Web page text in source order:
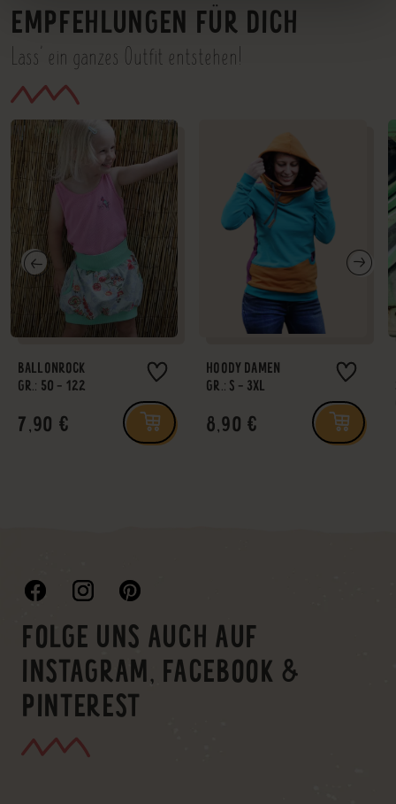
EMPFEHLUNGEN FÜR DICH
Lass' ein ganzes Outfit entstehen!
BALLONROCK
GR.: 50 - 122
7,90 €
HOODY DAMEN
GR.: S - 3XL
8,90 €
FOLGE UNS AUCH AUF
INSTAGRAM, FACEBOOK &
PINTEREST